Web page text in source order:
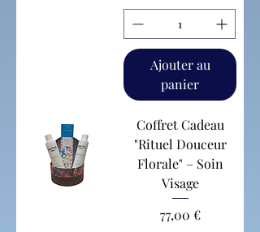
Ajouter au
panier
Coffret Cadeau
"Rituel Douceur
Florale" – Soin
Visage
Prix
77,00 €